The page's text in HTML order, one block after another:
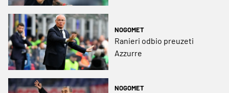
NOGOMET
Ranieri odbio preuzeti
Azzurre
NOGOMET